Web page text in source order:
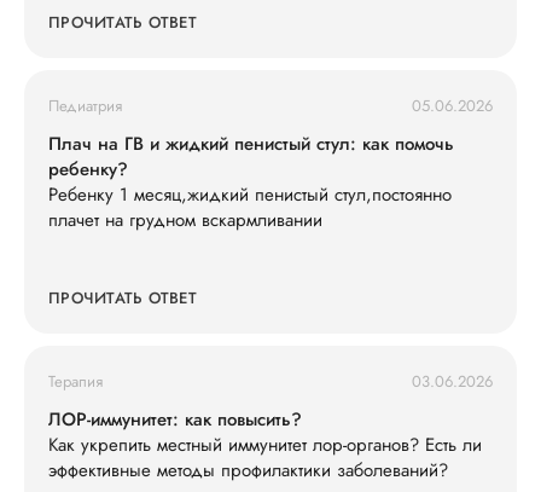
и кушать не простит , раньше кричал просил спустя 3-
быть ротовирус у младшего , и как его лечить .
Анализы сдавали , кровь хорошая сказали только
гемоглобин понижен , подскажите что делать ?
ПРОЧИТАТЬ ОТВЕТ
Педиатрия 05.06.2026
Плач на ГВ и жидкий пенистый стул: как помочь
ребенку?
Ребенку 1 месяц,жидкий пенистый стул,постоянно
плачет на грудном вскармливании
ПРОЧИТАТЬ ОТВЕТ
Терапия 03.06.2026
ЛОР-иммунитет: как повысить?
Как укрепить местный иммунитет лор-органов? Есть ли
эффективные методы профилактики заболеваний?